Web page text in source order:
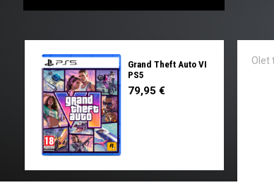
Grand Theft Auto VI
PS5
79,95 €